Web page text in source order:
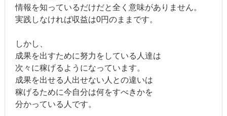
情報を知っているだけだと全く意味がありません。
実践しなければ収益は0円のままです。
しかし、
成果を出すために努力をしている人達は
次々に稼げるようになっています。
成果を出せる人出せない人との違いは
稼げるために今自分は何をすべきかを
分かっている人です。